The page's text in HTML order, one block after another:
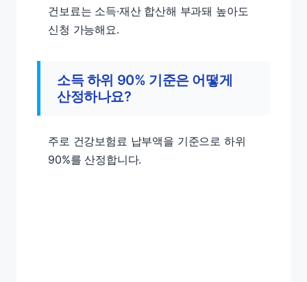
건보료는 소득·재산 합산해 부과돼 높아도
신청 가능해요.
소득 하위 90% 기준은 어떻게
산정하나요?
주로 건강보험료 납부액을 기준으로 하위
90%를 산정합니다.